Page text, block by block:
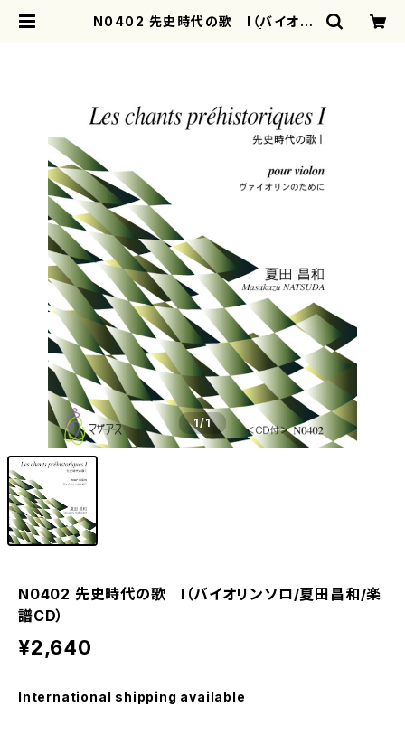
N0402 先史時代の歌 I（バイオリ
1/1
N0402 先史時代の歌 I（バイオリンソロ/夏田昌和/楽
譜CD）
¥2,640
International shipping available